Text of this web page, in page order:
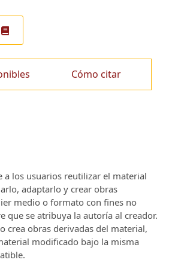
Cómo citar
a los usuarios reutilizar el material
adaptarlo y crear obras
medio o formato con fines no
que se atribuya la autoría al creador.
crea obras derivadas del material,
modificado bajo la misma